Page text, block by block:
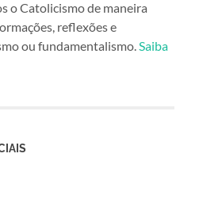
o Catolicismo de maneira
reflexões e
ou fundamentalismo.Saiba